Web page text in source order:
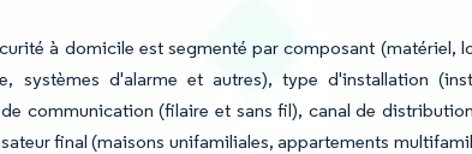
à domicile est segmenté par composant (matériel,
systèmes d'alarme et autres), type d'installation
communication (filaire et sans fil), canal de
final (maisons unifamiliales, appartements